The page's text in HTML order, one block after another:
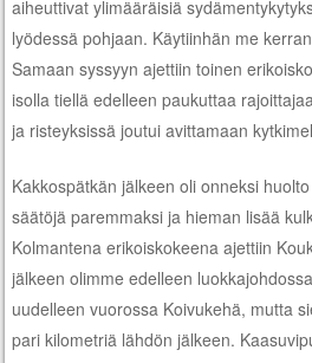
aiheuttivat ylimääräisiä
lyödessä pohjaan. Käytiinhän me
Samaan syssyyn ajettiin toinen
isolla tiellä edelleen paukuttaa
ja risteyksissä joutui avittamaan
Kakkospätkän jälkeen oli onneksi
säätöjä paremmaksi ja hieman lisää
Kolmantena erikoiskokeena ajettiin
jälkeen olimme edelleen
uudelleen vuorossa Koivukehä, mutta
pari kilometriä lähdön jälkeen.